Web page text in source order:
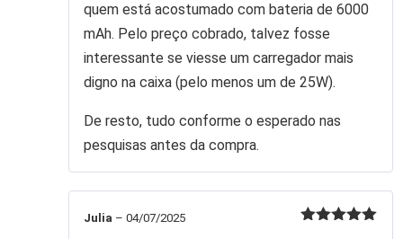
quem está acostumado com bateria de 6000
mAh. Pelo preço cobrado, talvez fosse
interessante se viesse um carregador mais
digno na caixa (pelo menos um de 25W).
De resto, tudo conforme o esperado nas
pesquisas antes da compra.
Julia – 04/07/2025